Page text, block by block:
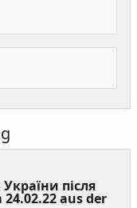
України після
aus der